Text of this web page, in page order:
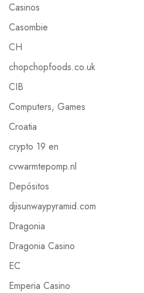
Casinos
Casombie
CH
chopchopfoods.co.uk
CIB
Computers, Games
Croatia
crypto 19 en
cvwarmtepomp.nl
Depósitos
djisunwaypyramid.com
Dragonia
Dragonia Casino
EC
Emperia Casino